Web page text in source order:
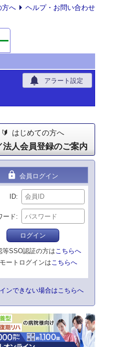
方へ ヘルプ・お問い合わせ
notifications アラート設定
はじめての方へ
法人会員登録のご案内
lock 会員ログイン
ID
ード
ログイン
等SSO認証の方はこちらへ
ートログインはこちらへ
ンできない場合はこちらへ